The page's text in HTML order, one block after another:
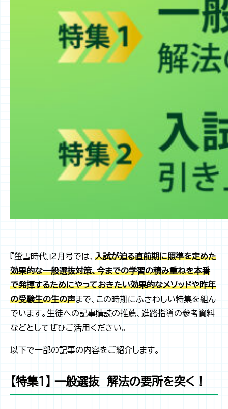
『螢雪時代』2月号では、 入試が迫る直前期に照準を定めた
効果的な一般選抜対策、今までの学習の積み重ねを本番
で発揮するためにやっておきたい効果的なメソッドや昨年
の受験生の生の声まで、この時期にふさわしい特集を組ん
でいます。生徒への記事購読の推薦、進路指導の参考資料
などとしてぜひご活用ください。
以下で一部の記事の内容をご紹介します。
【特集１】 一般選抜 解法の要所を突く！